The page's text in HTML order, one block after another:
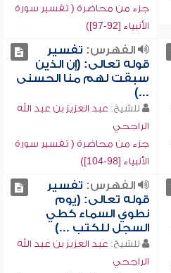
جزء من محاضرة ( تفسير سورة
الأنبياء [92-97])
الفهرس: تفسير
قوله تعالى: (إن الذين
سبقت لهم منا الحسنى
...)
للشيخ: عبد العزيز بن عبد الله
الراجحي
جزء من محاضرة ( تفسير سورة
الأنبياء [98-104])
الفهرس: تفسير
قوله تعالى: (يوم
نطوي السماء كطي
السجل للكتب ...)
للشيخ: عبد العزيز بن عبد الله
الراجحي